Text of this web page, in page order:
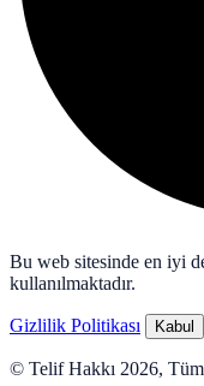
Bu web sitesinde en iyi
kullanılmaktadır.
Gizlilik Politikası Kabul
© Telif Hakkı 2026, Tüm